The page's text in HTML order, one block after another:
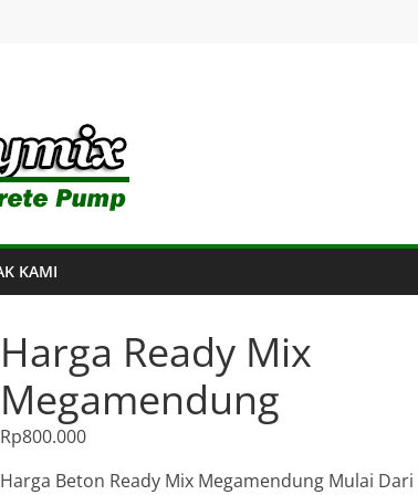
KAMI
Harga Ready Mix
Megamendung
Rp800.000
Harga Beton Ready Mix Megamendung Mulai Dari